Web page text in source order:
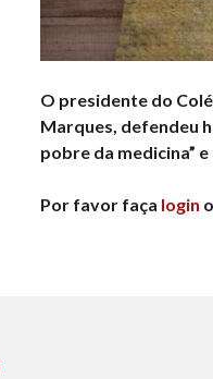
O presidente do
Marques, defendeu
pobre da medicina”
Por favor faça login